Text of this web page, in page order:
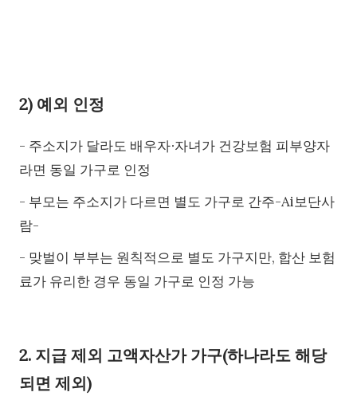
2) 예외 인정
- 주소지가 달라도 배우자∙자녀가 건강보험 피부양자
라면 동일 가구로 인정
- 부모는 주소지가 다르면 별도 가구로 간주-Ai보단사
람-
- 맞벌이 부부는 원칙적으로 별도 가구지만, 합산 보험
료가 유리한 경우 동일 가구로 인정 가능
2. 지급 제외 고액자산가 가구(하나라도 해당
되면 제외)